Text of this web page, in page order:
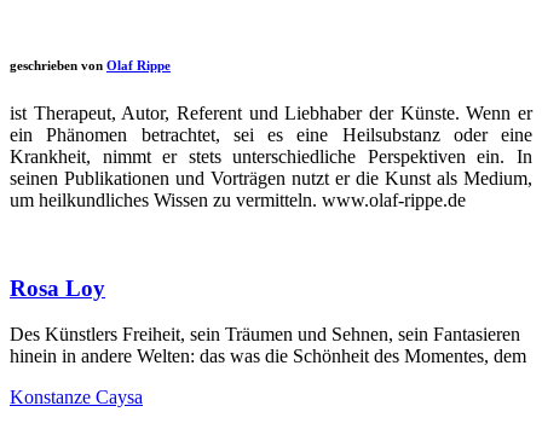
geschrieben von Olaf Rippe
ist Therapeut, Autor, Referent und Liebhaber der Künste. Wenn er
ein Phänomen betrachtet, sei es eine Heilsubstanz oder eine
Krankheit, nimmt er stets unterschiedliche Perspektiven ein. In
seinen Publikationen und Vorträgen nutzt er die Kunst als Medium,
um heilkundliches Wissen zu vermitteln. www.olaf-rippe.de
Rosa Loy
Des Künstlers Freiheit, sein Träumen und Sehnen, sein Fantasieren
hinein in andere Welten: das was die Schönheit des Momentes, dem
Konstanze Caysa